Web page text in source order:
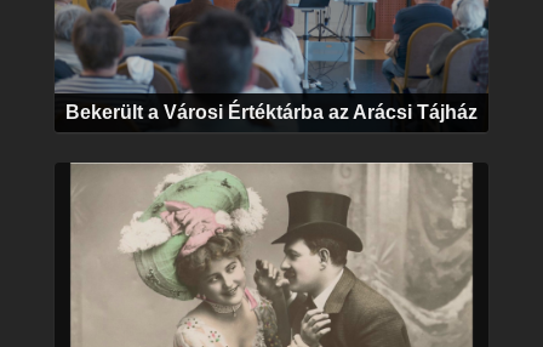
Bekerült a Városi Értéktárba az Arácsi Tájház